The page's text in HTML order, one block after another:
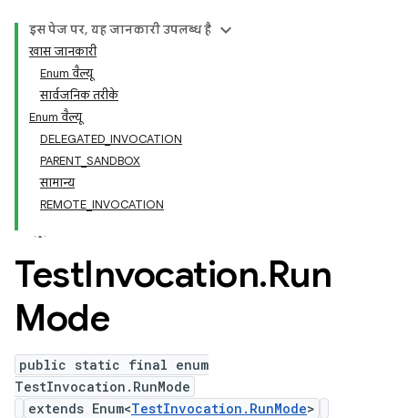
इस पेज पर, यह जानकारी उपलब्ध है
खास जानकारी
Enum वैल्यू
सार्वजनिक तरीके
Enum वैल्यू
DELEGATED_INVOCATION
PARENT_SANDBOX
सामान्य
REMOTE_INVOCATION
TestInvocation.Run
Mode
public static final enum
TestInvocation.RunMode
extends Enum<TestInvocation.RunMode>